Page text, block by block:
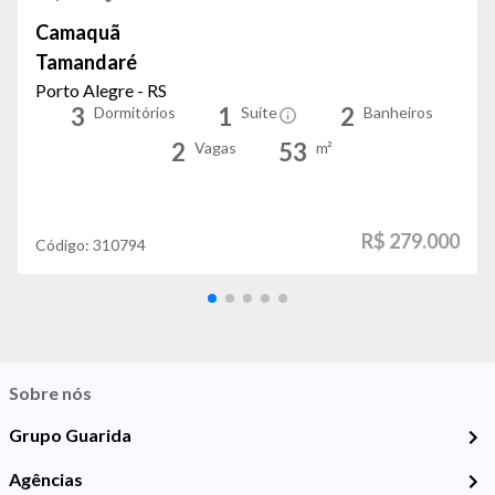
Camaquã
Tamandaré
Porto Alegre - RS
3 Dormitórios 1 Suíte 2 Banheiros
2 Vagas 53 m²
Código: 310794 R$ 279.000
Sobre nós
Grupo Guarida
Agências